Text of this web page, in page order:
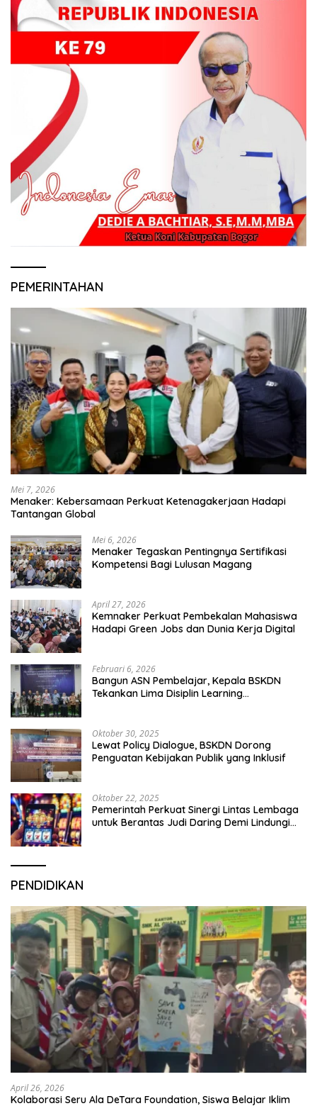
PEMERINTAHAN
Mei 7, 2026
Menaker: Kebersamaan Perkuat Ketenagakerjaan Hadapi
Tantangan Global
Mei 6, 2026
Menaker Tegaskan Pentingnya Sertifikasi
Kompetensi Bagi Lulusan Magang
April 27, 2026
Kemnaker Perkuat Pembekalan Mahasiswa
Hadapi Green Jobs dan Dunia Kerja Digital
Februari 6, 2026
Bangun ASN Pembelajar, Kepala BSKDN
Tekankan Lima Disiplin Learning
Oktober 30, 2025
Lewat Policy Dialogue, BSKDN Dorong
Penguatan Kebijakan Publik yang Inklusif
Oktober 22, 2025
Pemerintah Perkuat Sinergi Lintas Lembaga
untuk Berantas Judi Daring Demi Lindungi
PENDIDIKAN
April 26, 2026
Kolaborasi Seru Ala DeTara Foundation, Siswa Belajar Iklim